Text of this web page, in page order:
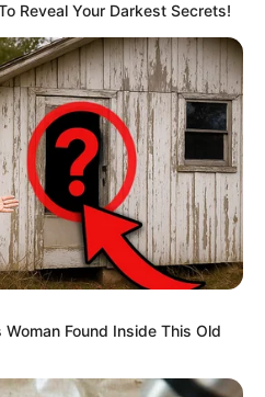
CƏMİYYƏT
dəyişiklik oldu -
0
Reveal Your Darkest Secrets!
Found Inside This Old